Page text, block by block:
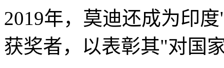
2019年，莫迪还成为印
获奖者，以表彰其"对国